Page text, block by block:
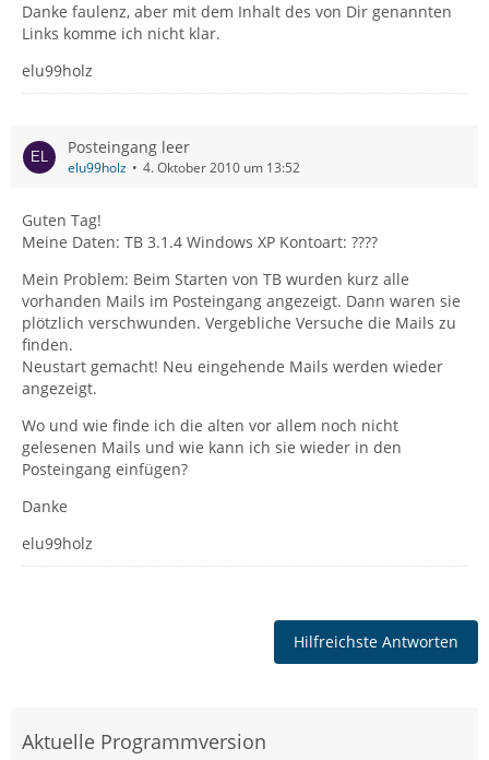
Danke faulenz, aber mit dem Inhalt des von Dir genannten
Links komme ich nicht klar.
elu99holz
Posteingang leer
elu99holz 4. Oktober 2010 um 13:52
Guten Tag!
Meine Daten: TB 3.1.4 Windows XP Kontoart: ????
Mein Problem: Beim Starten von TB wurden kurz alle
vorhanden Mails im Posteingang angezeigt. Dann waren sie
plötzlich verschwunden. Vergebliche Versuche die Mails zu
finden.
Neustart gemacht! Neu eingehende Mails werden wieder
angezeigt.
Wo und wie finde ich die alten vor allem noch nicht
gelesenen Mails und wie kann ich sie wieder in den
Posteingang einfügen?
Danke
elu99holz
Hilfreichste Antworten
Aktuelle Programmversion